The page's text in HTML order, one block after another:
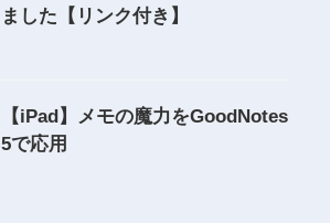
ました【リンク付き】
【iPad】メモの魔力をGoodNotes
5で応用